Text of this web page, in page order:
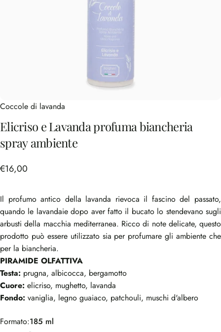
Coccole di lavanda
Elicriso eLavandaprofuma biancheria
spray ambiente
€16,00
Il profumo antico della lavanda rievoca il fascino del passato,
quando le lavandaie dopo aver fatto il bucato lo stendevano sugli
arbusti della macchia mediterranea. Ricco di note delicate, questo
prodotto può essere utilizzato sia per profumare gli ambiente che
per la biancheria.
PIRAMIDE OLFATTIVA
Testa: prugna, albicocca, bergamotto
Cuore: elicriso, mughetto, lavanda
Fondo: vaniglia, legno guaiaco, patchouli, muschi d'albero
Formato
Formato:185 ml